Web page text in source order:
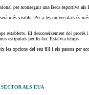
per aconseguir una Beca esportiva
més visible. Per a les universitats és
establerts. El desconeixement del
estipulats per fer-ho. Estalvia temps
les opcions del seu fill i els passos
ALS EUA